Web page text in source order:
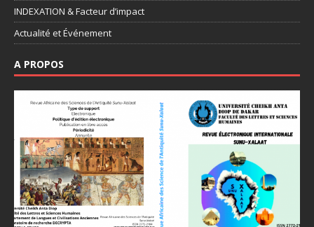
INDEXATION & Facteur d’impact
Actualité et Événement
A PROPOS